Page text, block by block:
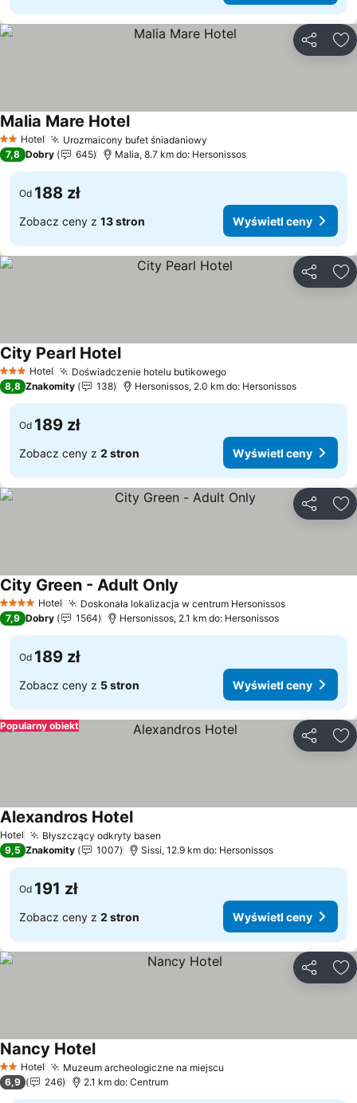
2 Kategoria
Hotel Urozmaicony bufet śniadaniowy
Malia Mare HotelWyświetl ceny
7,8 Dobry 645 Malia, 8.7 km do: Hersonissos
Od 188 zł
Zobacz ceny z 13 stron Wyświetl ceny
3 Kategoria
Hotel Doświadczenie hotelu butikowegoWyświetl ceny
City Pearl HotelWyświetl ceny
8,8 Znakomity 138 Hersonissos, 2.0 km do: Hersonissos
Od 189 zł
Zobacz ceny z 2 stron Wyświetl ceny
4 KategoriaHotel Doskonała lokalizacja w centrum HersonissosWyświetl
City Green - Adult Only
7,9 Dobry 1564 Hersonissos, 2.1 km do: Hersonissos
Od 189 zł
Zobacz ceny z 5 stron Wyświetl ceny
Popularny obiekt
Hotel Błyszczący odkryty basen
Alexandros HotelWyświetl ceny
9,5 Znakomity 1007 Sissi, 12.9 km do: Hersonissos
Od 191 zł
Zobacz ceny z 2 stron Wyświetl ceny
2 Kategoria
Hotel Muzeum archeologiczne na miejscu
Nancy HotelWyświetl ceny
6,9 246 2.1 km do: Centrum